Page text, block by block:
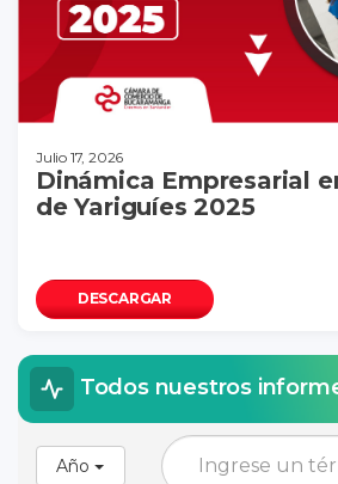
Julio 17, 2026
Dinámica Empresarial
de Yariguíes 2025
DESCARGAR
Todos nuestros
Año